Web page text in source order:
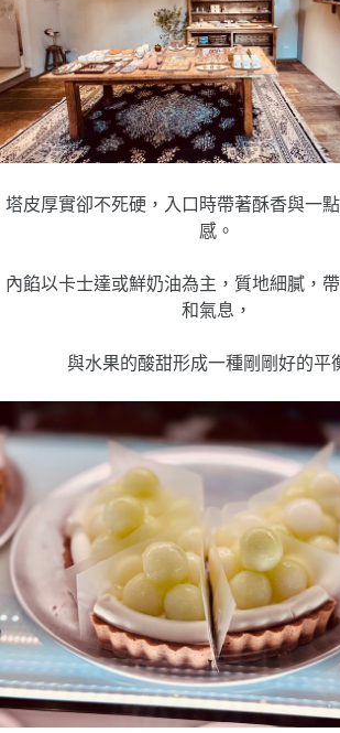
塔皮厚實卻不死硬，入口時帶著酥香與一
感。
內餡以卡士達或鮮奶油為主，質地細膩，
和氣息，
與水果的酸甜形成一種剛剛好的平